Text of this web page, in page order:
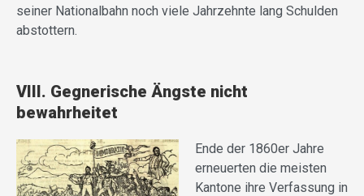
seiner Nationalbahn noch viele Jahrzehnte lang Schulden
abstottern.
VIII. Gegnerische Ängste nicht
bewahrheitet
Ende der 1860er Jahre
erneuerten die meisten
Kantone ihre Verfassung in